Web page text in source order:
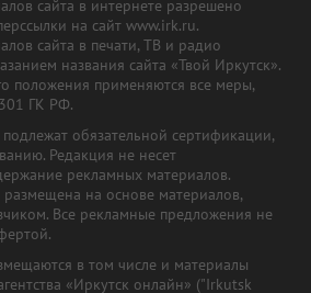
сайта в интернете разрешено
на сайт www.irk.ru.
сайта в печати, ТВ и радио
названия сайта «Твой Иркутск».
положения применяются все меры,
ГК РФ.
обязательной сертификации,
Редакция не несет
рекламных материалов.
размещена на основе материалов,
Все рекламные предложения не
в том числе и материалы
«Иркутск онлайн» ("Irkutsk